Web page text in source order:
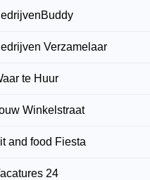
Verzamelaar
te Huur
Winkelstraat
and food Fiesta
24